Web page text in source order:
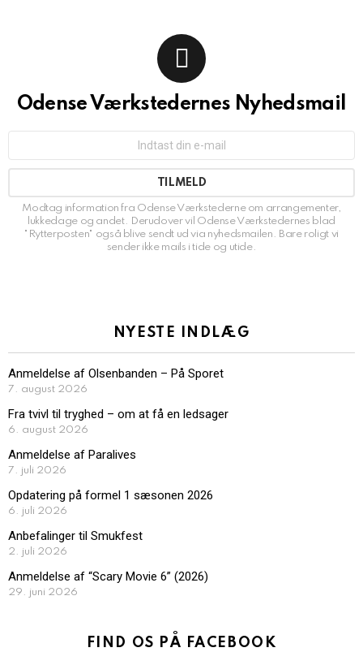
Odense Værkstedernes Nyhedsmail
Modtag information fra Odense Værkstederne om arrangementer,
lukkedage og andet. Derudover vil Odense Værkstedernes blad
"Rytterposten" også blive sendt ud via nyhedsmailen. Bare roligt vi
sender ikke mails i tide og utide.
NYESTE INDLÆG
Anmeldelse af Olsenbanden – På Sporet
7. august 2026
Fra tvivl til tryghed – om at få en ledsager
6. august 2026
Anmeldelse af Paralives
7. juli 2026
Opdatering på formel 1 sæsonen 2026
6. juli 2026
Anbefalinger til Smukfest
2. juli 2026
Anmeldelse af “Scary Movie 6” (2026)
29. juni 2026
FIND OS PÅ FACEBOOK